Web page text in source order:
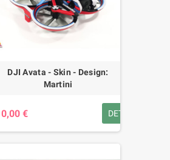
DJI Avata - Skin - Design:
Martini
0,00 € DETAILS